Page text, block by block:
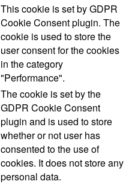
This cookie is set by GDPR
Cookie Consent plugin. The
cookie is used to store the
user consent for the cookies
in the category
"Performance".
The cookie is set by the
GDPR Cookie Consent
plugin and is used to store
whether or not user has
consented to the use of
cookies. It does not store any
personal data.